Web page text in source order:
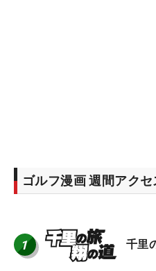
ゴルフ漫画 週間アク
1 千里